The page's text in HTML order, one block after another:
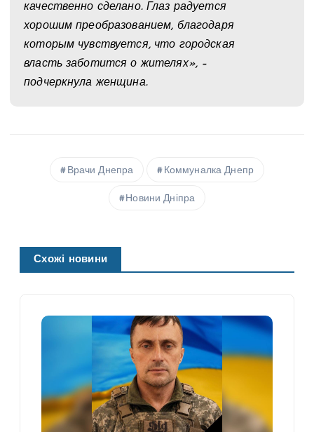
качественно сделано. Глаз радуется
хорошим преобразованием, благодаря
которым чувствуется, что городская
власть заботится о жителях», –
подчеркнула женщина.
Врачи Днепра Коммуналка Днепр
Новини Дніпра
Схожі новини